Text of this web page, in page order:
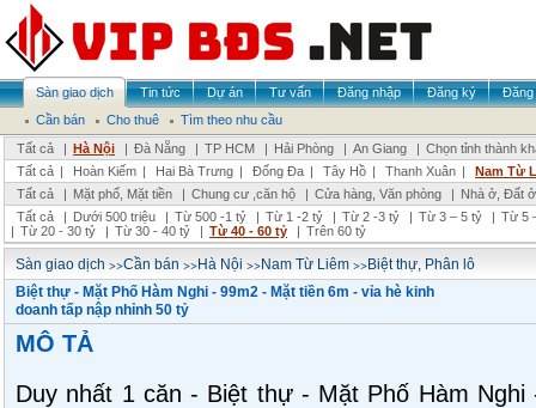
Sàn giao dịch Tin tức Dự án Tư vấn Đăng nhập Đăng ký
Đăng
Cần bán
Cho thuê
Tìm theo nhu cầu
Tất cả
| Hà Nội | Đà Nẵng | TP HCM | Hải Phòng | An Giang | Chọn tỉnh thành
Tất cả | Hoàn Kiếm | Hai Bà Trưng | Đống Đa | Tây Hồ | Thanh Xuân |
Nam Từ
Tất cả
| Mặt phố, Mặt tiền | Chung cư ,căn hộ | Cửa hàng, Văn phòng | Nhà ở, Đất ở
Tất cả
| Dưới 500 triệu | Từ 500 -1 tỷ | Từ 1 -2 tỷ | Từ 2 -3 tỷ | Từ 3 – 5 tỷ | Từ 5
| Từ 20 - 30 tỷ | Từ 30 - 40 tỷ | Từ 40 - 60 tỷ | Trên 60 tỷ
Sàn giao dịch >>Cần bán >>Hà Nội >>Nam Từ Liêm >>Biệt thự, Phân lô
Biệt thự - Mặt Phố Hàm Nghi - 99m2 - Mặt tiền 6m - vỉa hè kinh
doanh tấp nập nhỉnh 50 tỷ
MÔ TẢ
Duy nhất 1 căn - Biệt thự - Mặt Phố Hàm